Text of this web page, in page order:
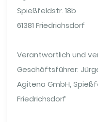
Spießfeldstr. 18b
61381 Friedrichsdorf
Verantwortlich und
Geschäftsführer:
Agitena GmbH,
Friedrichsdorf